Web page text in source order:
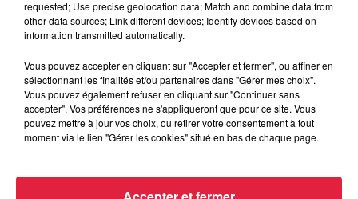
requested; Use precise geolocation data; Match and combine data from
other data sources; Link different devices; Identify devices based on
information transmitted automatically.
Vous pouvez accepter en cliquant sur "Accepter et fermer", ou affiner en
sélectionnant les finalités et/ou partenaires dans "Gérer mes choix".
Vous pouvez également refuser en cliquant sur "Continuer sans
accepter". Vos préférences ne s'appliqueront que pour ce site. Vous
pouvez mettre à jour vos choix, ou retirer votre consentement à tout
moment via le lien "Gérer les cookies" situé en bas de chaque page.